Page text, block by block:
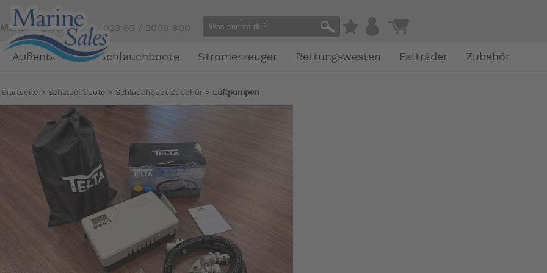
Mensch gefällig?Tel. 023 65 / 2000 800
Außenborder Schlauchboote Stromerzeuger Rettungswesten Falträder Zubehör
Startseite > Schlauchboote > Schlauchboot Zubehör > Luftpumpen